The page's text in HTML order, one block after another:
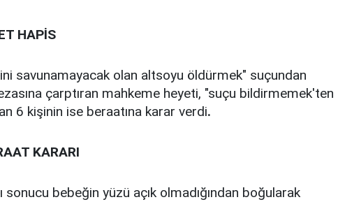
HAPİS
savunamayacak olan altsoyu öldürmek" suçundan
çarptıran mahkeme heyeti, "suçu bildirmemek'ten
6 kişinin ise beraatına karar verdi.
KARARI
sonucu bebeğin yüzü açık olmadığından boğularak